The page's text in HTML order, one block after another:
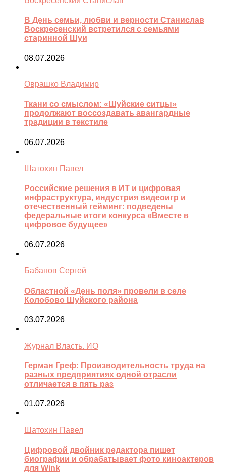
В День семьи, любви и верности Станислав
Воскресенский встретился с семьями
старинной Шуи
08.07.2026
Оврашко Владимир
Ткани со смыслом: «Шуйские ситцы»
продолжают воссоздавать авангардные
традиции в текстиле
06.07.2026
Шатохин Павел
Российские решения в ИТ и цифровая
инфраструктура, индустрия видеоигр и
отечественный гейминг: подведены
федеральные итоги конкурса «Вместе в
цифровое будущее»
06.07.2026
Бабанов Сергей
Областной «День поля» провели в селе
Колобово Шуйского района
03.07.2026
Журнал Власть. ИО
Герман Греф: Производительность труда на
разных предприятиях одной отрасли
отличается в пять раз
01.07.2026
Шатохин Павел
Цифровой двойник редактора пишет
биографии и обрабатывает фото киноактеров
для Wink